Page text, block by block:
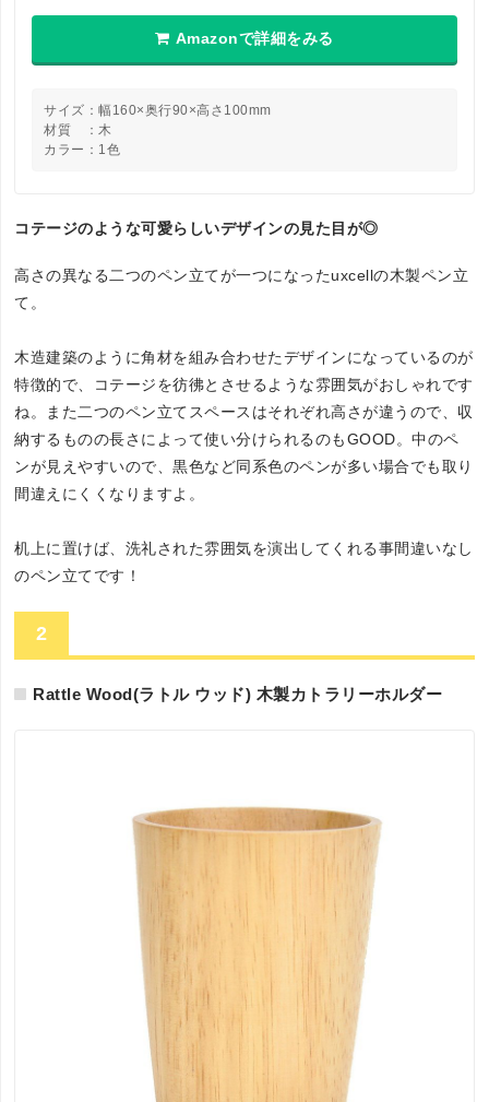
Amazonで詳細をみる
サイズ：幅160×奥行90×高さ100mm
材質 ：木
カラー：1色
コテージのような可愛らしいデザインの見た目が◎
高さの異なる二つのペン立てが一つになったuxcellの木製ペン立
て。
木造建築のように角材を組み合わせたデザインになっているのが
特徴的で、コテージを彷彿とさせるような雰囲気がおしゃれです
ね。また二つのペン立てスペースはそれぞれ高さが違うので、収
納するものの長さによって使い分けられるのもGOOD。中のペ
ンが見えやすいので、黒色など同系色のペンが多い場合でも取り
間違えにくくなりますよ。
机上に置けば、洗礼された雰囲気を演出してくれる事間違いなし
のペン立てです！
2
Rattle Wood(ラトル ウッド) 木製カトラリーホルダー